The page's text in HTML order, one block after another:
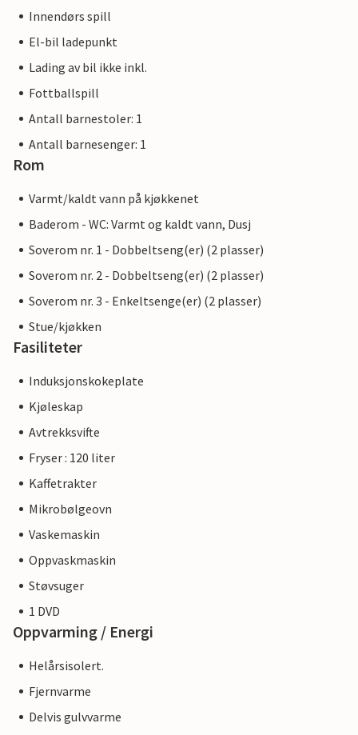
Innendørs spill
El-bil ladepunkt
Lading av bil ikke inkl.
Fottballspill
Antall barnestoler: 1
Antall barnesenger: 1
Rom
Varmt/kaldt vann på kjøkkenet
Baderom - WC: Varmt og kaldt vann, Dusj
Soverom nr. 1 - Dobbeltseng(er) (2 plasser)
Soverom nr. 2 - Dobbeltseng(er) (2 plasser)
Soverom nr. 3 - Enkeltsenge(er) (2 plasser)
Stue/kjøkken
Fasiliteter
Induksjonskokeplate
Kjøleskap
Avtrekksvifte
Fryser : 120 liter
Kaffetrakter
Mikrobølgeovn
Vaskemaskin
Oppvaskmaskin
Støvsuger
1 DVD
Oppvarming / Energi
Helårsisolert.
Fjernvarme
Delvis gulvvarme